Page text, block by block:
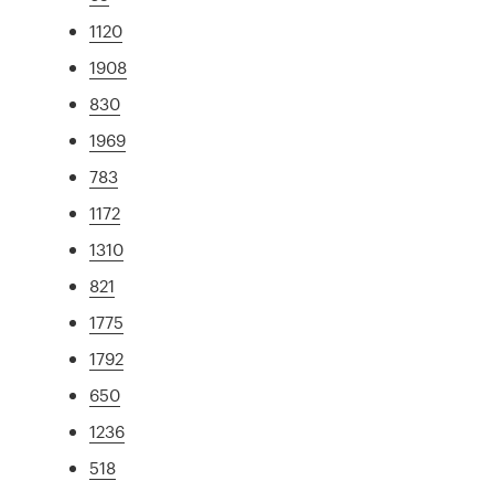
1120
1908
830
1969
783
1172
1310
821
1775
1792
650
1236
518